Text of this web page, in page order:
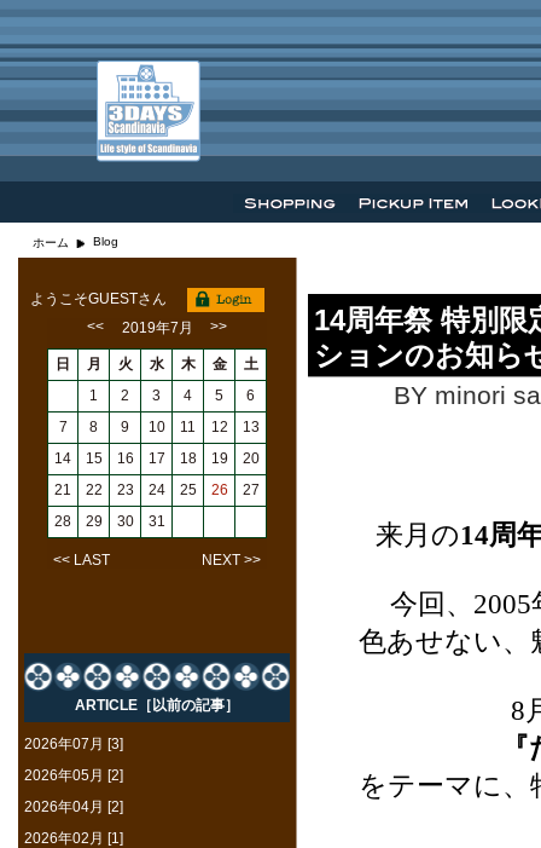
ホーム Blog
14周年祭 特別
ションのお知ら
BY minori
来月の14周
今回、
色あせない、
8
をテーマに
ようこそGUESTさん
<<
2019年7月 >>
日 月 火 水 木 金
土
1
2 3 4 5
6
7
8 9 10 11 12
13
14
15 16 17 18 19
20
21
22 23 24 25 26
27
28
29 30 31
<< LAST NEXT >>
ARTICLE［以前の記事］
2026年07月 [3]
2026年05月 [2]
2026年04月 [2]
2026年02月 [1]